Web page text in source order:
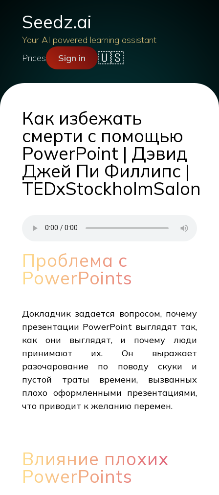
Seedz.ai
Your AI powered learning assistant
Prices
Sign in 🇺🇸
Как избежать
смерти с помощью
PowerPoint | Дэвид
Джей Пи Филлипс |
TEDxStockholmSalon
Проблема с
PowerPoints
Докладчик задается вопросом, почему
презентации PowerPoint выглядят так,
как они выглядят, и почему люди
принимают их. Он выражает
разочарование по поводу скуки и
пустой траты времени, вызванных
плохо оформленными презентациями,
что приводит к желанию перемен.
Влияние плохих
PowerPoints